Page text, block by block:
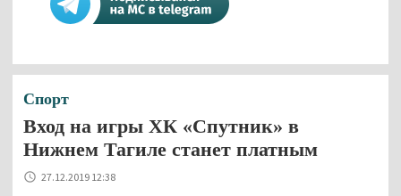
Спорт
Вход на игры ХК «Спутник» в
Нижнем Тагиле станет платным
27.12.2019 12:38